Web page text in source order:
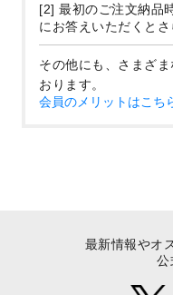
[2] 最初のご注文納品
にお答えいただくと
その他にも、さまざ
おります。
会員のメリットはこち
最新情報やオ
公